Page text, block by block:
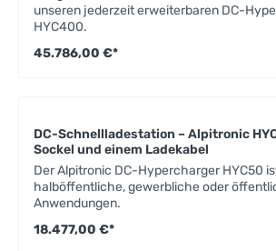
unseren jederzeit erweiterbaren DC-
HYC400.
45.786,00 €*
DC-Schnellladestation – Alpitronic
Sockel und einem Ladekabel
Der Alpitronic DC-Hypercharger HYC50
halböffentliche, gewerbliche oder
Anwendungen.
18.477,00 €*